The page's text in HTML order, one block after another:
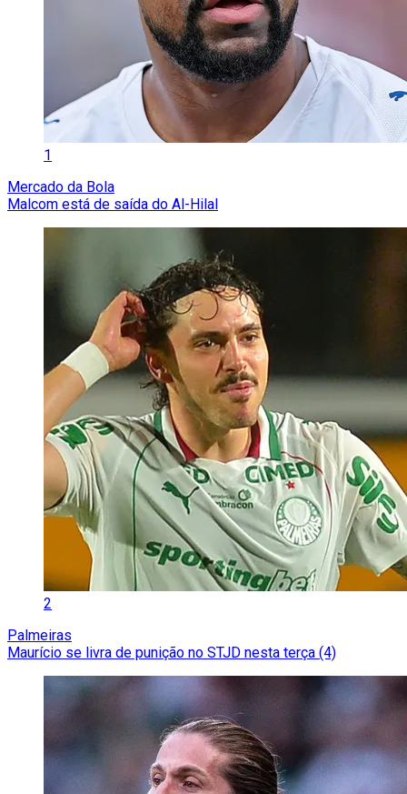
1
Mercado da Bola
Malcom está de saída do Al-Hilal
2
Palmeiras
Maurício se livra de punição no STJD nesta terça (4)